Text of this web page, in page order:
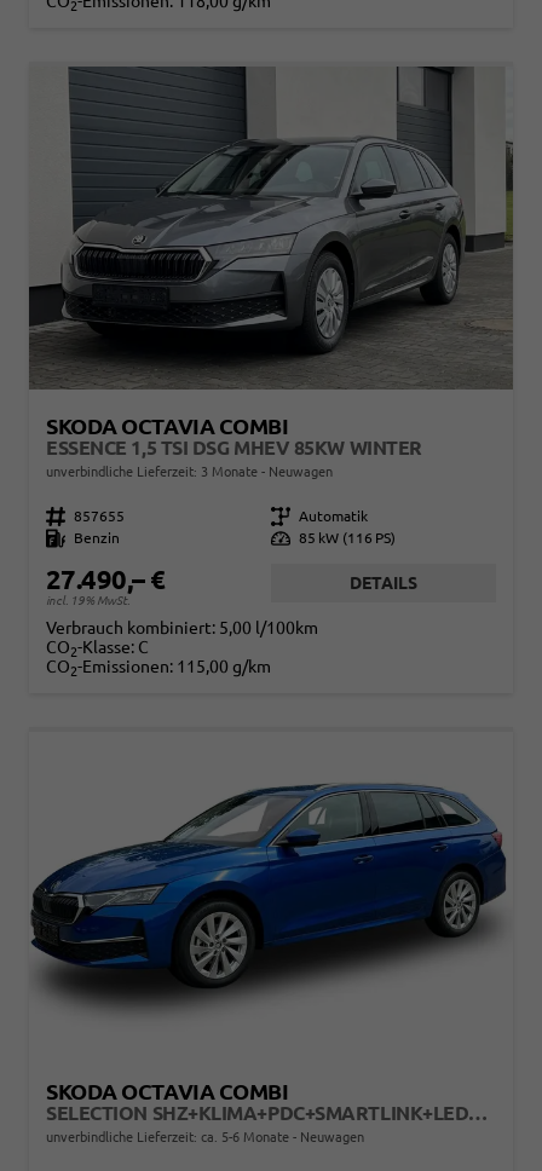
2
SKODA OCTAVIA COMBI
ESSENCE 1,5 TSI DSG MHEV 85KW WINTER
unverbindliche Lieferzeit: 3 Monate Neuwagen
Fahrzeugnr. 857655 Getriebe Automatik
Kraftstoff
Benzin Leistung 85 kW (116 PS)
27.490,– €
incl. 19% MwSt.
DETAILS
Verbrauch kombiniert: 5,00 l/100km
CO2-Klasse: C
CO2-Emissionen: 115,00 g/km
SKODA OCTAVIA COMBI
SELECTION SHZ+KLIMA+PDC+SMARTLINK+LED+16" ALU
unverbindliche Lieferzeit: ca. 5-6 Monate Neuwagen